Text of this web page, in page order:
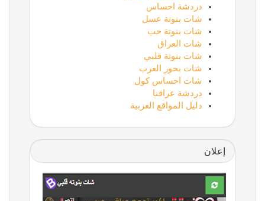
دردشة احساس
شات بنوتة عسل
شات بنوتة حب
شات العراق
شات بنوتة قلبي
شات بحور العرب
شات احساس كول
دردشة عراقنا
دليل المواقع العربية
إعلان